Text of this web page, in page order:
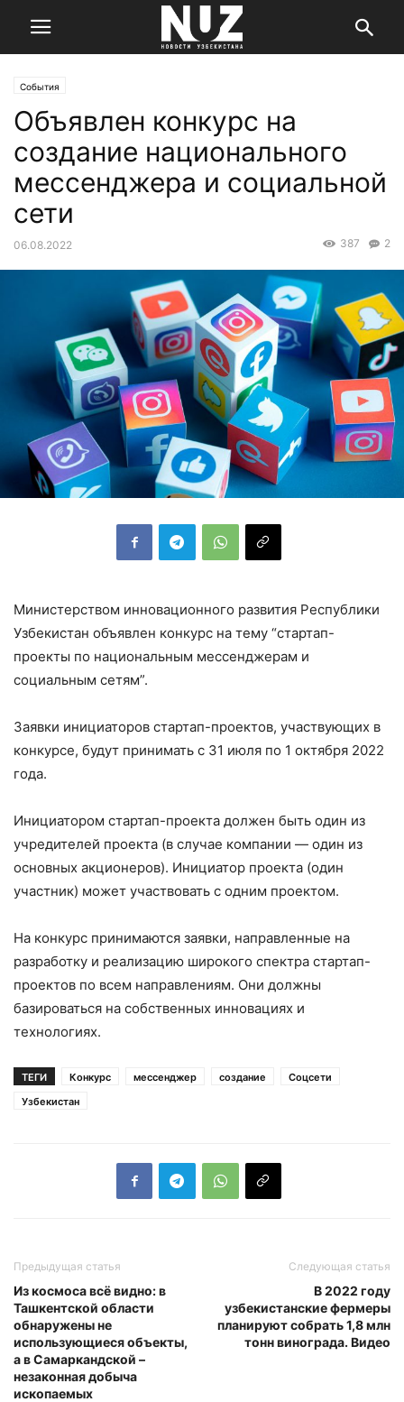
События
Объявлен конкурс на
создание национального
мессенджера и социальной
сети
06.08.2022 2
387
Министерством инновационного развития Республики
Узбекистан объявлен конкурс на тему “стартап-
проекты по национальным мессенджерам и
социальным сетям”.
Заявки инициаторов стартап-проектов, участвующих в
конкурсе, будут принимать с 31 июля по 1 октября 2022
года.
Инициатором стартап-проекта должен быть один из
учредителей проекта (в случае компании — один из
основных акционеров). Инициатор проекта (один
участник) может участвовать с одним проектом.
На конкурс принимаются заявки, направленные на
разработку и реализацию широкого спектра стартап-
проектов по всем направлениям. Они должны
базироваться на собственных инновациях и
технологиях.
ТЕГИ Конкурс мессенджер создание
Соцсети
Узбекистан
Предыдущая статья
Из космоса всё видно: в
Ташкентской области
обнаружены не
использующиеся объекты,
а в Самаркандской –
незаконная добыча
ископаемых
Следующая статья
В 2022 году
узбекистанские фермеры
планируют собрать 1,8 млн
тонн винограда. Видео